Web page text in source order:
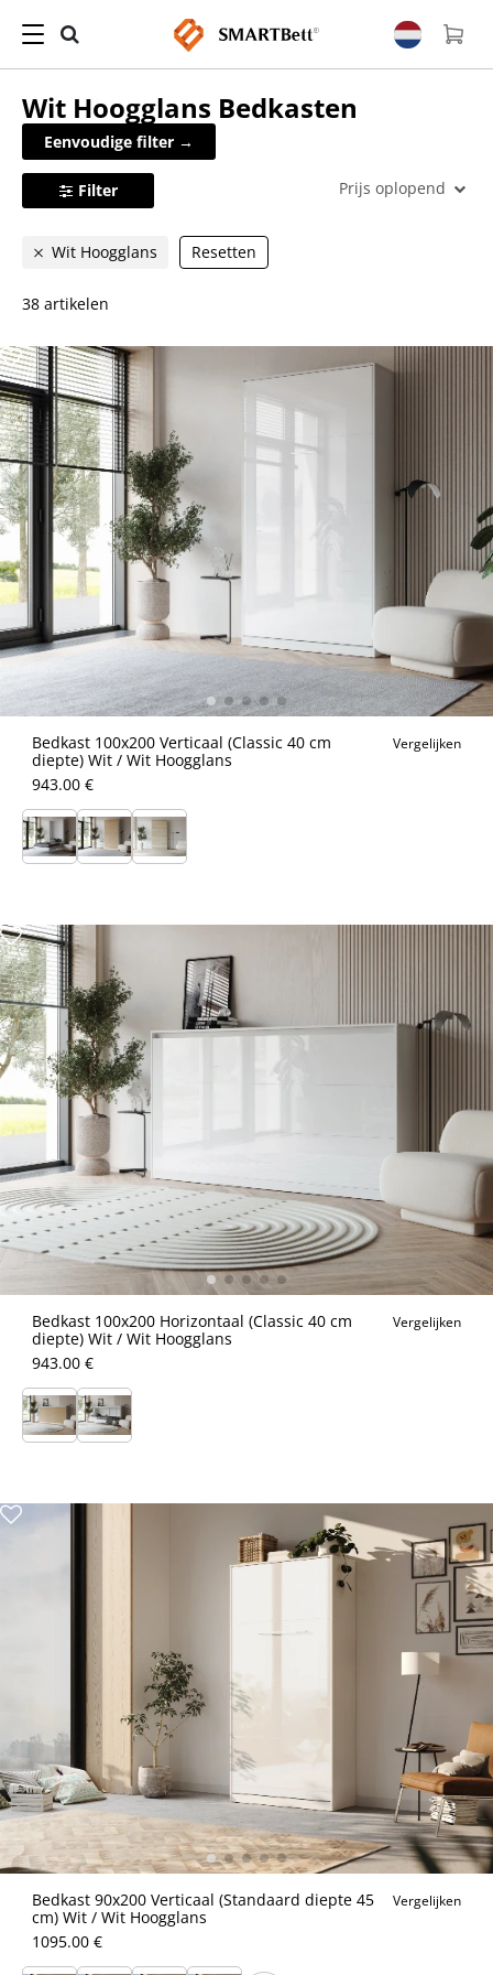
Wit Hoogglans Bedkasten
Eenvoudige filter →
Filter Prijs oplopend
Wit Hoogglans Resetten
38 artikelen
Bedkast 100x200 Verticaal (Classic 40 cm
diepte) Wit / Wit Hoogglans
Vergelijken
943.00 €
Bedkast 100x200 Horizontaal (Classic 40 cm
diepte) Wit / Wit Hoogglans
Vergelijken
943.00 €
Bedkast 90x200 Verticaal (Standaard diepte 45
cm) Wit / Wit Hoogglans
Vergelijken
1095.00 €